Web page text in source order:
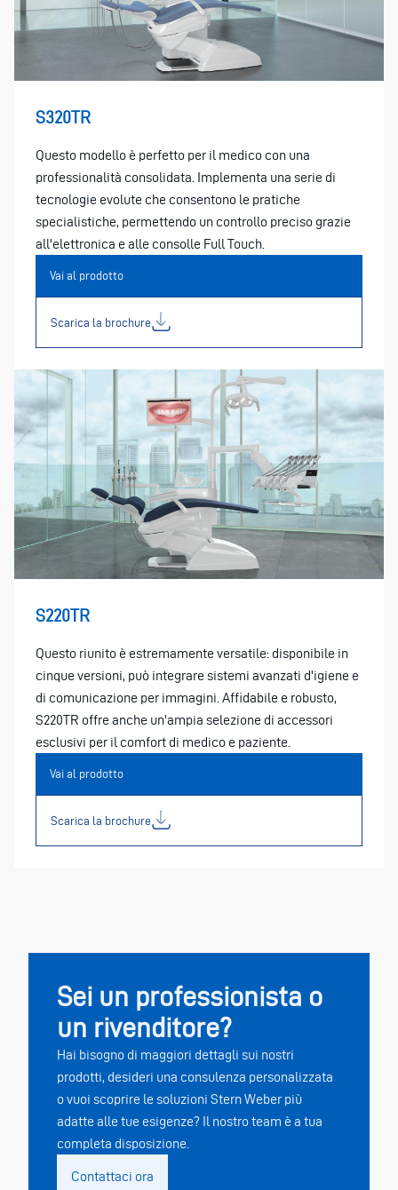
S320TR
Questo modello è perfetto per il medico con una
professionalità consolidata. Implementa una serie di
tecnologie evolute che consentono le pratiche
specialistiche, permettendo un controllo preciso grazie
all'elettronica e alle consolle Full Touch.
Vai al prodotto
Scarica la brochure
S220TR
Questo riunito è estremamente versatile: disponibile in
cinque versioni, può integrare sistemi avanzati d'igiene e
di comunicazione per immagini. Affidabile e robusto,
S220TR offre anche un'ampia selezione di accessori
esclusivi per il comfort di medico e paziente.
Vai al prodotto
Scarica la brochure
Sei un professionista o
un rivenditore?
Hai bisogno di maggiori dettagli sui nostri
prodotti, desideri una consulenza personalizzata
o vuoi scoprire le soluzioni Stern Weber più
adatte alle tue esigenze? Il nostro team è a tua
completa disposizione.
Contattaci ora